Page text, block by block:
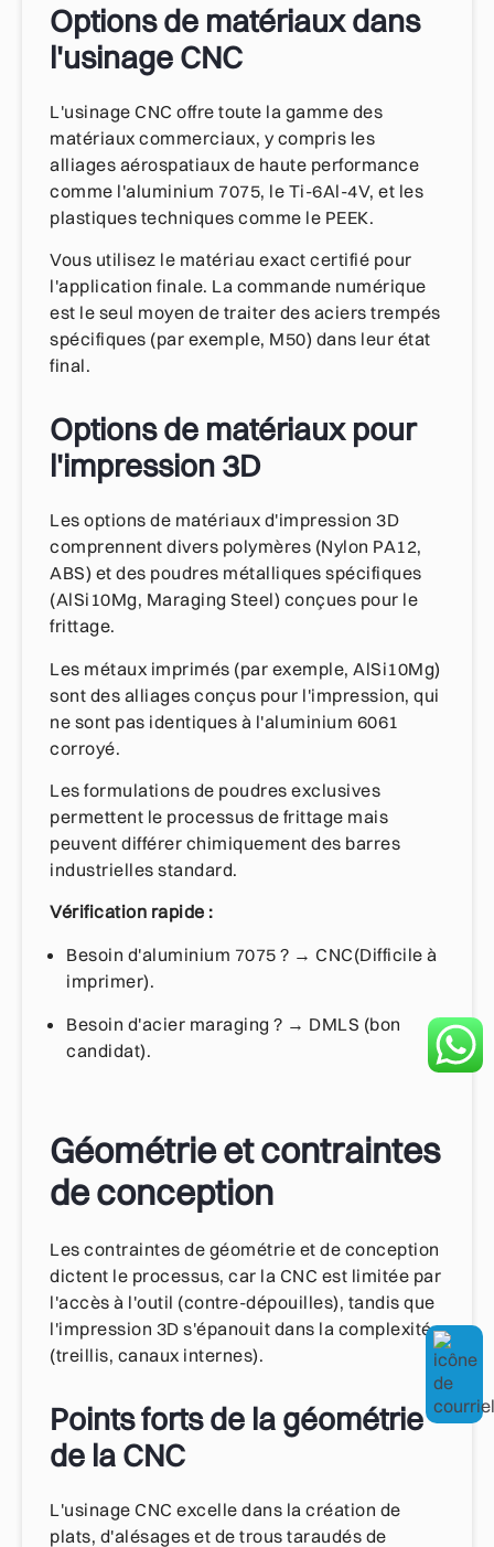
Options de matériaux dans
l'usinage CNC
L'usinage CNC offre toute la gamme des
matériaux commerciaux, y compris les
alliages aérospatiaux de haute performance
comme l'aluminium 7075, le Ti-6Al-4V, et les
plastiques techniques comme le PEEK.
Vous utilisez le matériau exact certifié pour
l'application finale. La commande numérique
est le seul moyen de traiter des aciers trempés
spécifiques (par exemple, M50) dans leur état
final.
Options de matériaux pour
l'impression 3D
Les options de matériaux d'impression 3D
comprennent divers polymères (Nylon PA12,
ABS) et des poudres métalliques spécifiques
(AlSi10Mg, Maraging Steel) conçues pour le
frittage.
Les métaux imprimés (par exemple, AlSi10Mg)
sont des alliages conçus pour l'impression, qui
ne sont pas identiques à l'aluminium 6061
corroyé.
Les formulations de poudres exclusives
permettent le processus de frittage mais
peuvent différer chimiquement des barres
industrielles standard.
Vérification rapide :
Besoin d'aluminium 7075 ? → CNC(Difficile à
imprimer).
Besoin d'acier maraging ? → DMLS (bon
candidat).
Géométrie et contraintes
de conception
Les contraintes de géométrie et de conception
dictent le processus, car la CNC est limitée par
l'accès à l'outil (contre-dépouilles), tandis que
l'impression 3D s'épanouit dans la complexité
(treillis, canaux internes).
Points forts de la géométrie
de la CNC
L'usinage CNC excelle dans la création de
plats, d'alésages et de trous taraudés de